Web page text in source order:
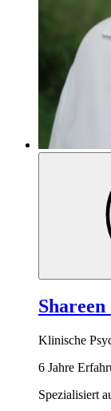
Klinische
6 Jahre
Spezialisiert